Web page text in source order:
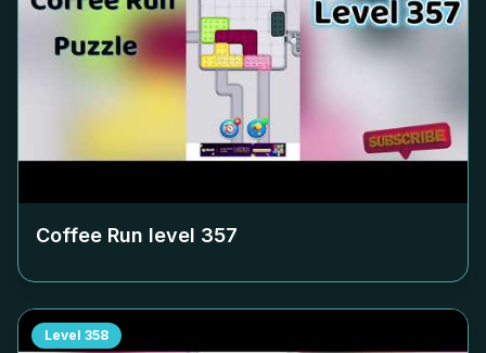
Coffee Run level 357
Level 358